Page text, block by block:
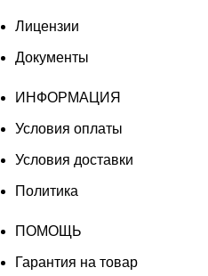
Лицензии
Документы
ИНФОРМАЦИЯ
Условия оплаты
Условия доставки
Политика
ПОМОЩЬ
Гарантия на товар